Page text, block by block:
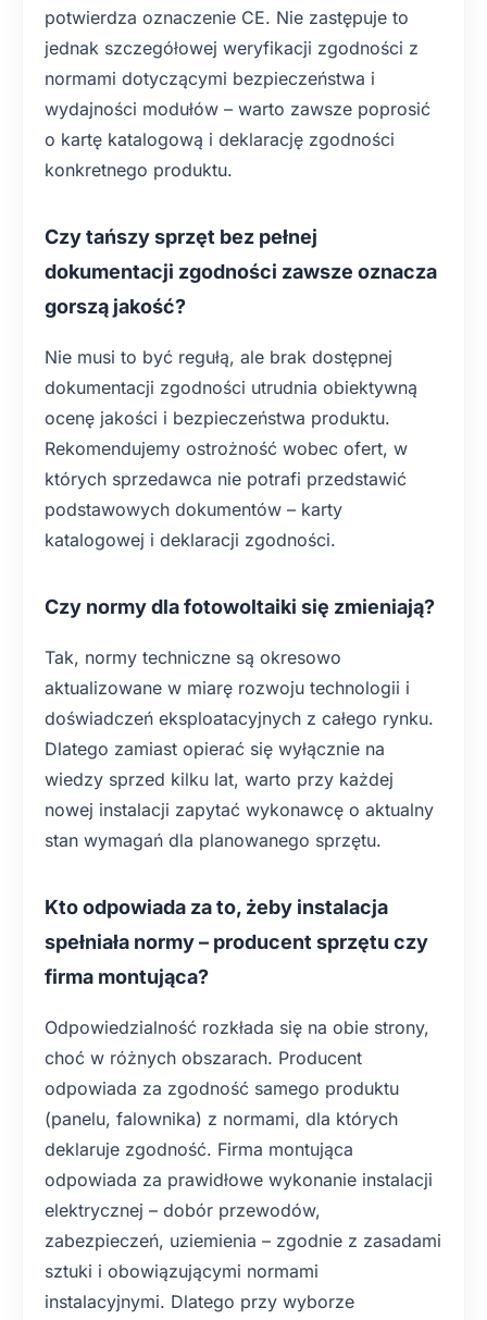
potwierdza oznaczenie CE. Nie zastępuje to
jednak szczegółowej weryfikacji zgodności z
normami dotyczącymi bezpieczeństwa i
wydajności modułów – warto zawsze poprosić
o kartę katalogową i deklarację zgodności
konkretnego produktu.
Czy tańszy sprzęt bez pełnej
dokumentacji zgodności zawsze oznacza
gorszą jakość?
Nie musi to być regułą, ale brak dostępnej
dokumentacji zgodności utrudnia obiektywną
ocenę jakości i bezpieczeństwa produktu.
Rekomendujemy ostrożność wobec ofert, w
których sprzedawca nie potrafi przedstawić
podstawowych dokumentów – karty
katalogowej i deklaracji zgodności.
Czy normy dla fotowoltaiki się zmieniają?
Tak, normy techniczne są okresowo
aktualizowane w miarę rozwoju technologii i
doświadczeń eksploatacyjnych z całego rynku.
Dlatego zamiast opierać się wyłącznie na
wiedzy sprzed kilku lat, warto przy każdej
nowej instalacji zapytać wykonawcę o aktualny
stan wymagań dla planowanego sprzętu.
Kto odpowiada za to, żeby instalacja
spełniała normy – producent sprzętu czy
firma montująca?
Odpowiedzialność rozkłada się na obie strony,
choć w różnych obszarach. Producent
odpowiada za zgodność samego produktu
(panelu, falownika) z normami, dla których
deklaruje zgodność. Firma montująca
odpowiada za prawidłowe wykonanie instalacji
elektrycznej – dobór przewodów,
zabezpieczeń, uziemienia – zgodnie z zasadami
sztuki i obowiązującymi normami
instalacyjnymi. Dlatego przy wyborze